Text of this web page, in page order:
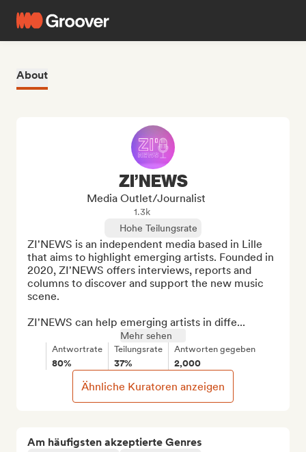
About
Am häufigsten akzeptierte Genres
ZI’NEWS
Media Outlet/Journalist
1.3k
Hohe Teilungsrate
ZI'NEWS is an independent media based in Lille
that aims to highlight emerging artists. Founded in
2020, ZI'NEWS offers interviews, reports and
columns to discover and support the new music
scene.
ZI'NEWS can help emerging artists in diffe...
Mehr sehen
Antwortrate
80%
Teilungsrate
37%
Antworten gegeben
2,000
Ähnliche Kuratoren anzeigen